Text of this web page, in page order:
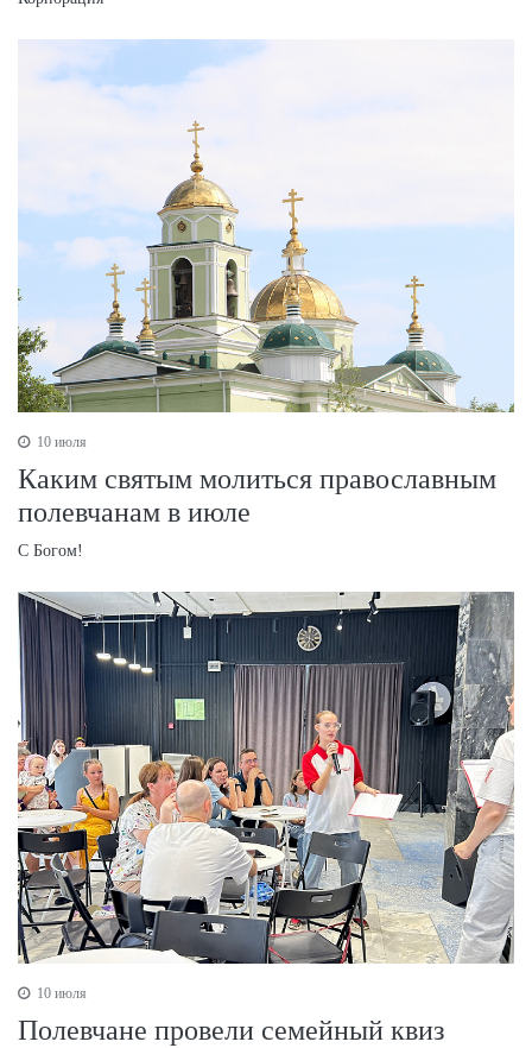
10 июля
Каким святым молиться православным
полевчанам в июле
С Богом!
10 июля
Полевчане провели семейный квиз